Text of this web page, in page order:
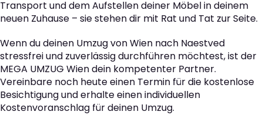
Transport und dem Aufstellen deiner Möbel in deinem
neuen Zuhause – sie stehen dir mit Rat und Tat zur Seite.
Wenn du deinen Umzug von Wien nach Naestved
stressfrei und zuverlässig durchführen möchtest, ist der
MEGA UMZUG Wien dein kompetenter Partner.
Vereinbare noch heute einen Termin für die kostenlose
Besichtigung und erhalte einen individuellen
Kostenvoranschlag für deinen Umzug.